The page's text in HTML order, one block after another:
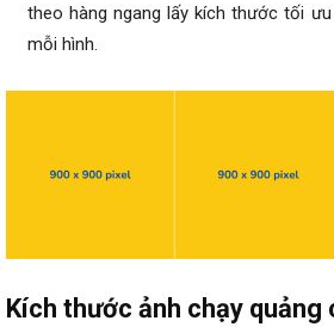
theo hàng ngang lấy kích thước tối
mỗi hình.
Kích thước ảnh chạy quảng